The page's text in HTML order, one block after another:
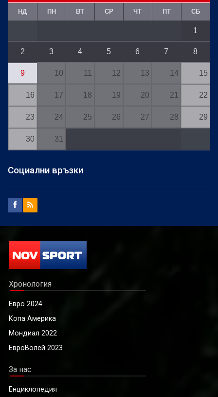
НД ПН ВТ СР ЧТ ПТ СБ
1
2 3 4 5 6 7 8
9 10 11 12 13 14 15
16 17 18 19 20 21 22
23 24 25 26 27 28 29
30 31
Социални връзки
Хронология
Евро 2024
Копа Америка
Мондиал 2022
ЕвроВолей 2023
За нас
Енциклопедия